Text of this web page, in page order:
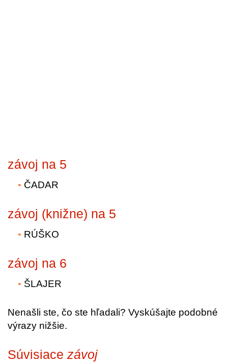
závoj na 5
ČADAR
závoj (knižne) na 5
RÚŠKO
závoj na 6
ŠLAJER
Nenašli ste, čo ste hľadali? Vyskúšajte podobné
výrazy nižšie.
Súvisiace závoj